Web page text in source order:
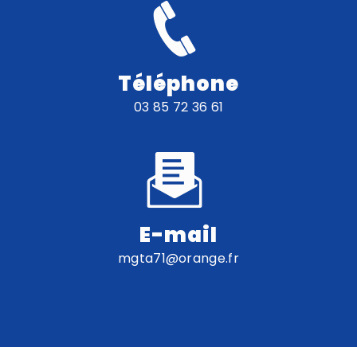
Téléphone
03 85 72 36 61
E-mail
mgta71@orange.fr